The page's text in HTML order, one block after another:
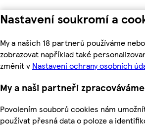
Nastavení soukromí a
My a našich 18 partnerů používáme
zobrazovat například také
změnit v Nastavení ochrany osobních
My a naši partneři
Povolením souborů cookies nám
používat přesná data o poloze a